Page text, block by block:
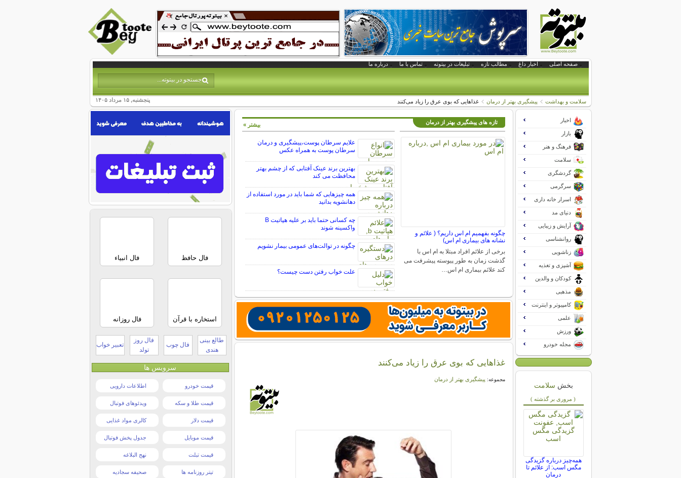
صفحه اصلی اخبار داغ مطالب تازه تبلیغات در بیتوته تماس با ما درباره ما
پنجشنبه, ۱۵ مرداد ۱۴۰۵ سلامت و بهداشت پیشگیری بهتر از درمان غذاهایی که بوی عرق را زیاد می‌کنند
تازه های پیشگیری بهتر از درمان
چگونه بفهمیم ام اس داریم؟ ( علائم و
نشانه های بیماری ام اس)
برخی از علائم افراد مبتلا به ام اس با
گذشت زمان به طور پیوسته پیشرفت می
کند علائم بیماری ام اس…
علایم سرطان پوست،پیشگیری و درمان
سرطان پوست به همراه عکس
بهترین برند عینک آفتابی که از چشم بهتر
محافظت می کند
همه چیزهایی که شما باید در مورد استفاده از
دهانشویه بدانید
چه کسانی حتما باید بر علیه هپاتیت B
واکسینه شوند
چگونه در توالت‌های عمومی بیمار نشویم
علت خواب رفتن دست چیست؟
بیشتر »
غذاهایی که بوی عرق را زیاد می‌کنند
مجموعه: پیشگیری بهتر از درمان
اخبار
بازار
فرهنگ و هنر
سلامت
گردشگری
سرگرمی
اسرار خانه داری
دنیای مد
آرایش و زیبایی
روانشناسی
زناشویی
آشپزی و تغذیه
کودکان و والدین
مذهبی
کامپیوتر و اینترنت
علمی
ورزش
مجله خودرو
بخش سلامت
( مروری بر گذشته )
همه‌چیز درباره گزیدگی
مگس اسب: از علائم تا
درمان
فال حافظ فال انبیاء
استخاره با قرآن فال روزانه
طالع بینی
هندی
فال چوب
فال روز
تولد
تعبیر خواب
سرویس ها
قیمت خودرو اطلاعات دارویی
قیمت طلا و سکه ویدئوهای فوتبال
قیمت دلار کالری مواد غذایی
قیمت موبایل جدول پخش فوتبال
قیمت تبلت نهج البلاغه
تیتر روزنامه ها صحیفه سجادیه